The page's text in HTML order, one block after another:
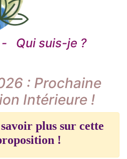
- Qui suis-je ?
: Prochaine
Intérieure !
plus sur cette
!